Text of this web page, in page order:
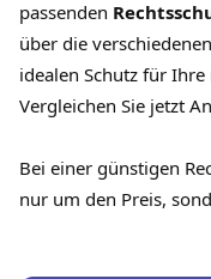
passenden
über die
idealen Schutz für
Vergleichen Sie jetzt
Bei einer günstigen
nur um den Preis,